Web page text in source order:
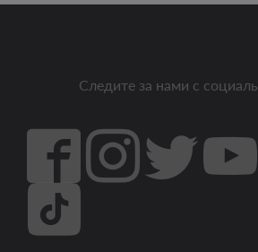
Следите за нами с